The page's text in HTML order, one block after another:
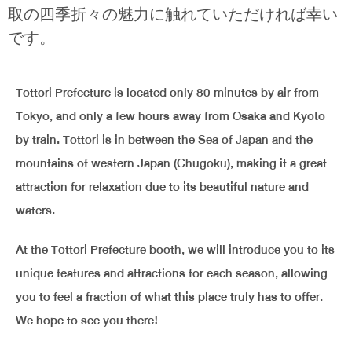
取の四季折々の魅力に触れていただければ幸い
です。
Tottori Prefecture is located only 80 minutes by air from
Tokyo, and only a few hours away from Osaka and Kyoto
by train. Tottori is in between the Sea of Japan and the
mountains of western Japan (Chugoku), making it a great
attraction for relaxation due to its beautiful nature and
waters.
At the Tottori Prefecture booth, we will introduce you to its
unique features and attractions for each season, allowing
you to feel a fraction of what this place truly has to offer.
We hope to see you there!